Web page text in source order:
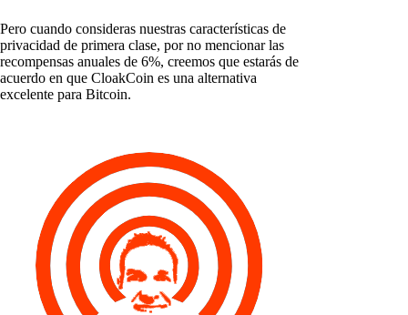
Pero cuando consideras nuestras características de
privacidad de primera clase, por no mencionar las
recompensas anuales de 6%, creemos que estarás de
acuerdo en que CloakCoin es una alternativa
excelente para Bitcoin.